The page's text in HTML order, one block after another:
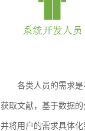
各类人员的需求
获取文献，基于数据
并将用户的需求具体